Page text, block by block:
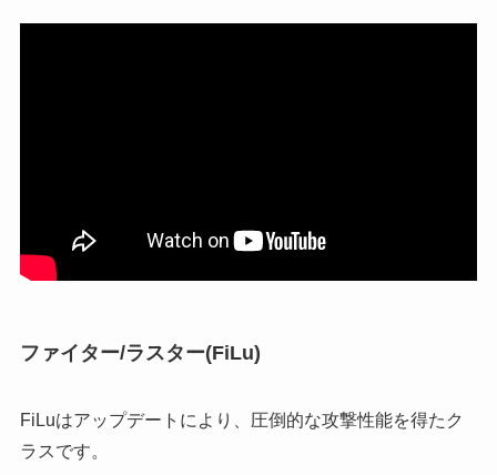
ファイター/ラスター(FiLu)
FiLuはアップデートにより、圧倒的な攻撃性能を得たク
ラスです。